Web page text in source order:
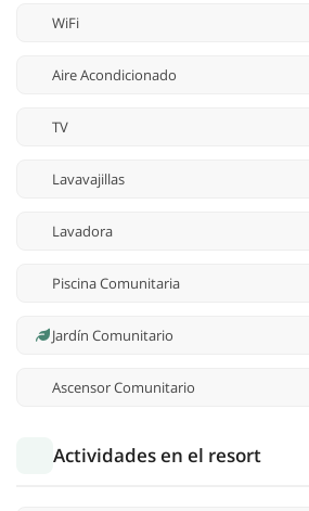
WiFi
Aire Acondicionado
TV
Lavavajillas
Lavadora
Piscina Comunitaria
Jardín Comunitario
Ascensor Comunitario
Actividades en el resort